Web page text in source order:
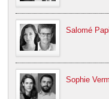
Salomé
Sophie